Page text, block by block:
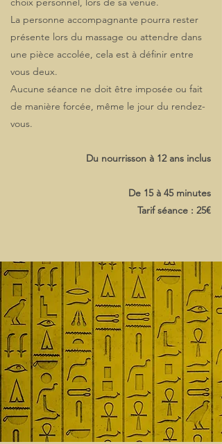
La personne accompagnante pourra rester
présente lors du massage ou attendre dans
une pièce accolée, cela est à définir entre
vous deux.
Aucune séance ne doit être imposée ou fait
de manière forcée, même le jour du rendez-
vous.
Du nourrisson à 12 ans inclus
De 15 à 45 minutes
Tarif séance : 25€